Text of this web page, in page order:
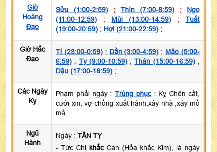
Giờ
Hoàng
Đạo
Sửu (1:00-2:59) ; Thìn (7:00-8:59) ; Ngọ
(11:00-12:59) ; Mùi (13:00-14:59) ; Tuất
(19:00-20:59) ; Hợi (21:00-22:59) ;
Giờ Hắc
Đạo
Tí (23:00-0:59); Dần (3:00-4:59) ; Mão (5:00-
6:59) ; Tỵ (9:00-10:59);Thân (15:00-16:59);
Dậu (17:00-18:59) ;
Các Ngày
Kỵ
Phạm phải ngày : Trùng phục: Kỵ Chôn cất,
cưới xin, vợ chồng xuất hành,xây nhà ,xây mồ
mả
Ngũ
Hành
Ngày : TÂN TỴ
- Tức Chi khắcCan (Hỏa khắc Kim), là ngày